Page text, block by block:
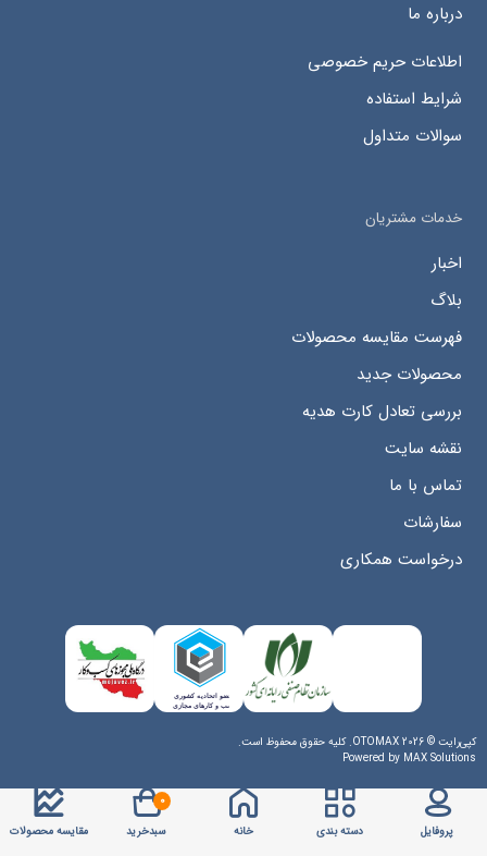
پروفایل دسته بندی خانه سبدخرید
0
مقایسه محصولات
درباره ما
اطلاعات حریم خصوصی
شرایط استفاده
سوالات متداول
خدمات مشتریان
اخبار
بلاگ
فهرست مقایسه محصولات
محصولات جدید
بررسی تعادل کارت هدیه
نقشه سایت
تماس با ما
سفارشات
درخواست همکاری
کپی‌رایت © 2026 OTOMAX. کلیه حقوق محفوظ است.
Powered by MAX Solutions